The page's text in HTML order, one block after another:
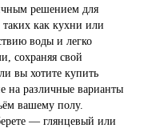
решением для
как кухни или
воды и легко
сохраняя свой
вы хотите купить
на различные варианты
вашему полу.
— глянцевый или